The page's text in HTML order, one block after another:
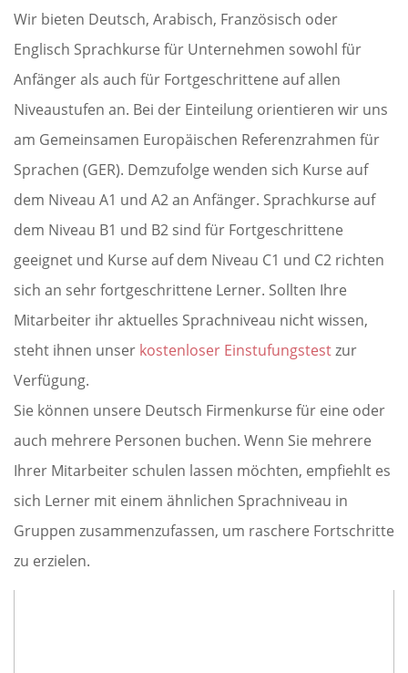
Wir bieten Deutsch, Arabisch, Französisch oder
Englisch Sprachkurse für Unternehmen sowohl für
Anfänger als auch für Fortgeschrittene auf allen
Niveaustufen an. Bei der Einteilung orientieren wir uns
am Gemeinsamen Europäischen Referenzrahmen für
Sprachen (GER). Demzufolge wenden sich Kurse auf
dem Niveau A1 und A2 an Anfänger. Sprachkurse auf
dem Niveau B1 und B2 sind für Fortgeschrittene
geeignet und Kurse auf dem Niveau C1 und C2 richten
sich an sehr fortgeschrittene Lerner. Sollten Ihre
Mitarbeiter ihr aktuelles Sprachniveau nicht wissen,
steht ihnen unser kostenloser Einstufungstestzur
Verfügung.
Sie können unsere Deutsch Firmenkurse für eine oder
auch mehrere Personen buchen. Wenn Sie mehrere
Ihrer Mitarbeiter schulen lassen möchten, empfiehlt es
sich Lerner mit einem ähnlichen Sprachniveau in
Gruppen zusammenzufassen, um raschere Fortschritte
zu erzielen.